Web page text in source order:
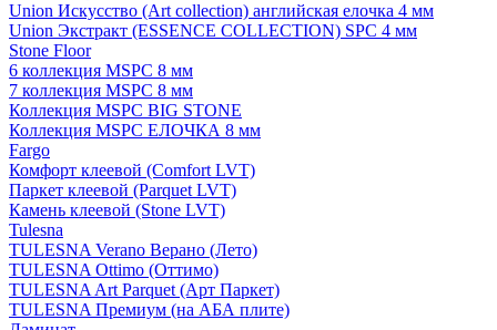
Union Искусство (Art collection) английская елочка 4 мм
Union Экстракт (ESSENCE COLLECTION) SPC 4 мм
Stone Floor
6 коллекция MSPC 8 мм
7 коллекция MSPC 8 мм
Коллекция MSPC BIG STONE
Коллекция MSPC ЕЛОЧКА 8 мм
Fargo
Комфорт клеевой (Comfort LVT)
Паркет клеевой (Parquet LVT)
Камень клеевой (Stone LVT)
Tulesna
TULESNA Verano Верано (Лето)
TULESNA Ottimo (Оттимо)
TULESNA Art Parquet (Арт Паркет)
TULESNA Премиум (на АБА плите)